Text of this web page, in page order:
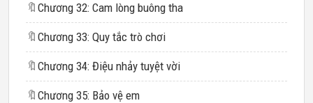
🔖 Chương 32: Cam lòng buông tha
🔖 Chương 33: Quy tắc trò chơi
🔖 Chương 34: Điệu nhảy tuyệt vời
🔖 Chương 35: Bảo vệ em